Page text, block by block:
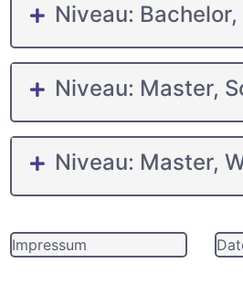
Niveau:
Niveau: Master,
Niveau: Master,
Impressum